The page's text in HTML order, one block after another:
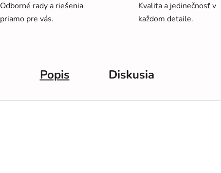
Odborné rady a riešenia
priamo pre vás.
Kvalita a jedinečnosť v
každom detaile.
Popis Diskusia